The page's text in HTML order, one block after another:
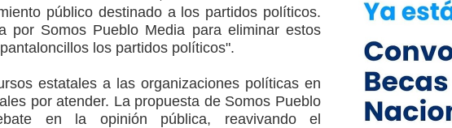
público destinado a los partidos políticos.
por Somos Pueblo Media para eliminar estos
los partidos políticos".
estatales a las organizaciones políticas en
por atender. La propuesta de Somos Pueblo
en la opinión pública, reavivando el